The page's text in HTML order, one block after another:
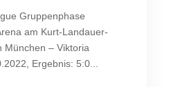
Gruppenphase
am Kurt-Landauer-
München – Viktoria
Ergebnis: 5:0...